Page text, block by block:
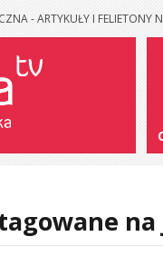
- ARTYKUŁY I FELIETONY